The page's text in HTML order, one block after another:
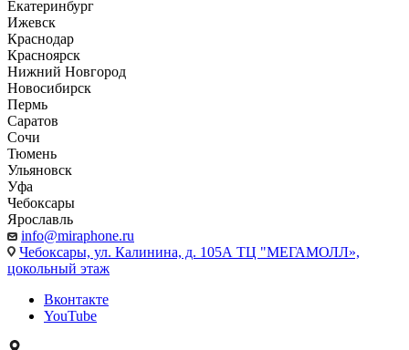
Екатеринбург
Ижевск
Краснодар
Красноярск
Нижний Новгород
Новосибирск
Пермь
Саратов
Сочи
Тюмень
Ульяновск
Уфа
Чебоксары
Ярославль
info@miraphone.ru
Чебоксары, ул. Калинина, д. 105А ТЦ "МЕГАМОЛЛ»,
цокольный этаж
Вконтакте
YouTube